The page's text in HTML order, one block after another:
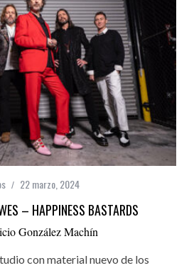
22 marzo, 2024
– HAPPINESS BASTARDS
González Machín
con material nuevo de los